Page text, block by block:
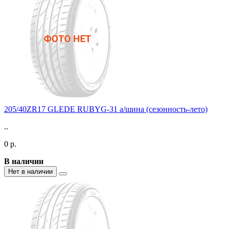
205/40ZR17 GLEDE RUBYG-31 а/шина (сезонность-лето)
..
0 р.
В наличии
Нет в наличии